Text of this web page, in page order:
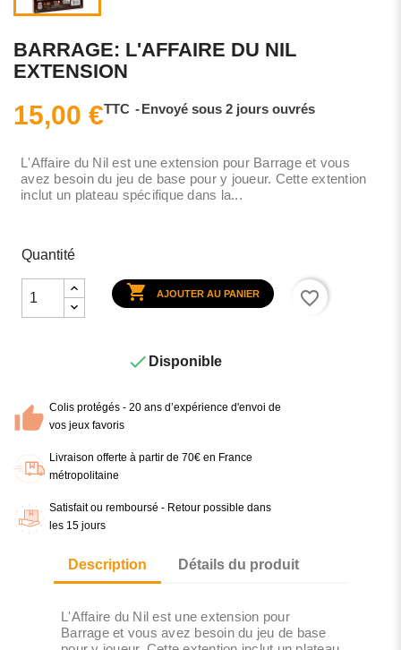
BARRAGE: L'AFFAIRE DU NIL
EXTENSION
15,00 €TTC Envoyé sous 2 jours ouvrés
L'Affaire du Nil est une extension pour Barrage et vous
avez besoin du jeu de base pour y joueur. Cette extention
inclut un plateau spécifique dans la...
Quantité
 AJOUTER AU PANIER favorite_border
 Disponible
Colis protégés - 20 ans d’expérience d'envoi de
vos jeux favoris
Livraison offerte à partir de 70€ en France
métropolitaine
Satisfait ou remboursé - Retour possible dans
les 15 jours
Description Détails du produit
L'Affaire du Nil est une extension pour
Barrage et vous avez besoin du jeu de base